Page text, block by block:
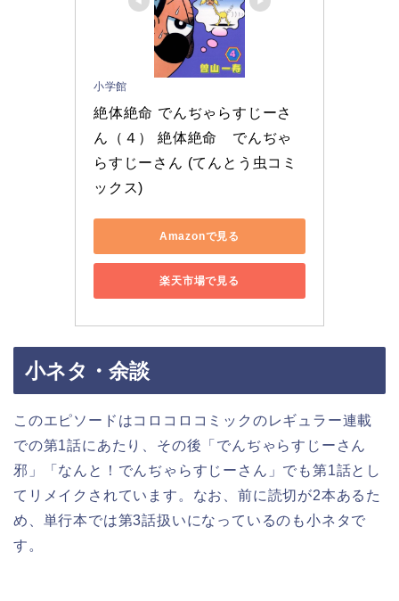
小学館
絶体絶命 でんぢゃらすじーさ
ん（４） 絶体絶命　でんぢゃ
らすじーさん (てんとう虫コミ
ックス)
Amazonで見る
楽天市場で見る
小ネタ・余談
このエピソードはコロコロコミックのレギュラー連載
での第1話にあたり、その後「でんぢゃらすじーさん
邪」「なんと！でんぢゃらすじーさん」でも第1話とし
てリメイクされています。なお、前に読切が2本あるた
め、単行本では第3話扱いになっているのも小ネタで
す。